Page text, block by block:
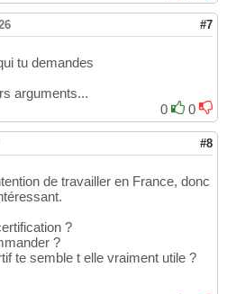
#7
tu demandes
arguments...
0
0
#8
de travailler en France, donc
?
?
te semble t elle vraiment utile ?